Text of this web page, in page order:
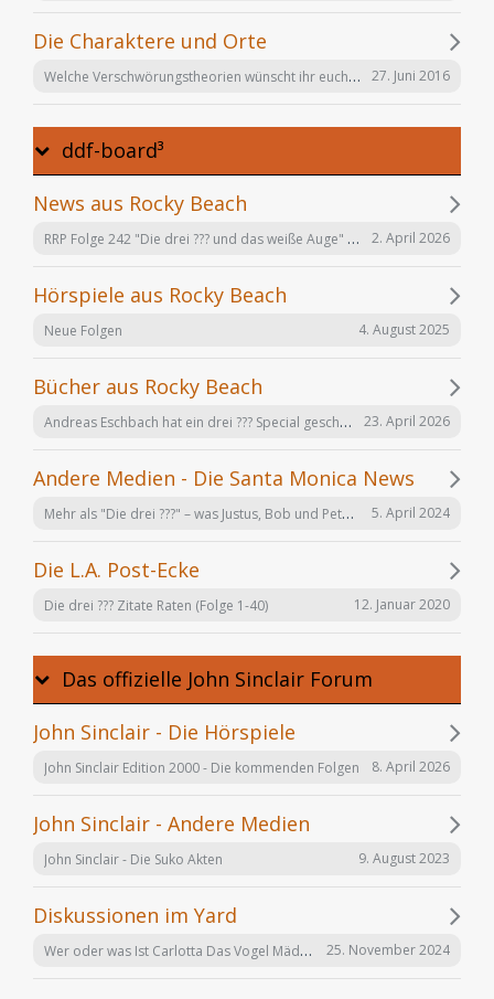
Die Charaktere und Orte
Welche Verschwörungstheorien wünscht ihr euch noch in der Serie "Offenbarung 23"? 27. Juni 2016
ddf-board³
News aus Rocky Beach
RRP Folge 242 "Die drei ??? und das weiße Auge" am 02.12. in Karlsruhe 2. April 2026
Hörspiele aus Rocky Beach
Neue Folgen 4. August 2025
Bücher aus Rocky Beach
Andreas Eschbach hat ein drei ??? Special geschrieben: "Die Auferstehung" 23. April 2026
Andere Medien - Die Santa Monica News
Mehr als "Die drei ???" – was Justus, Bob und Peter auch noch tun 5. April 2024
Die L.A. Post-Ecke
Die drei ??? Zitate Raten (Folge 1-40) 12. Januar 2020
Das offizielle John Sinclair Forum
John Sinclair - Die Hörspiele
John Sinclair Edition 2000 - Die kommenden Folgen 8. April 2026
John Sinclair - Andere Medien
John Sinclair - Die Suko Akten 9. August 2023
Diskussionen im Yard
Wer oder was Ist Carlotta Das Vogel Mädchen 25. November 2024